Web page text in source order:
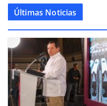
Últimas Noticias